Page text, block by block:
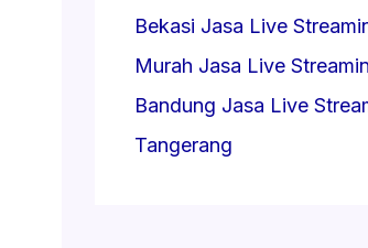
Bekasi Jasa Live
Murah Jasa Live
Bandung Jasa Live
Tangerang